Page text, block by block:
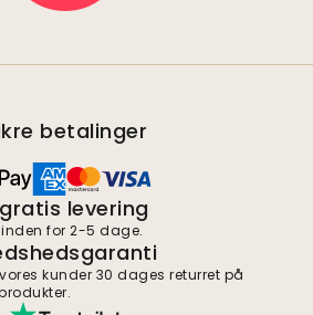
betalinger
levering
for 2-5 dage.
kunder 30 dages returret på